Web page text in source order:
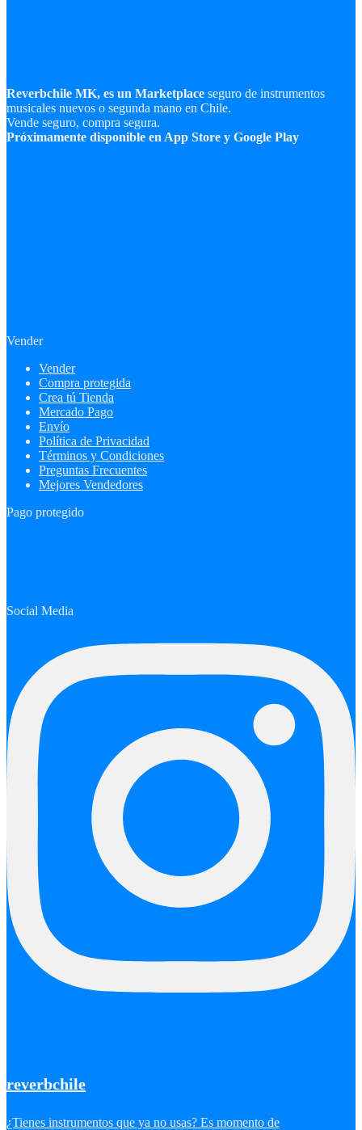
Reverbchile MK, es un Marketplace seguro de instrumentos
musicales nuevos o segunda mano en Chile.
Vende seguro, compra segura.
Próximamente disponible en App Store y Google Play
Vender
Vender
Compra protegida
Crea tú Tienda
Mercado Pago
Envío
Política de Privacidad
Términos y Condiciones
Preguntas Frecuentes
Mejores Vendedores
Pago protegido
Social Media
reverbchile
¿Tienes instrumentos que ya no usas? Es momento de